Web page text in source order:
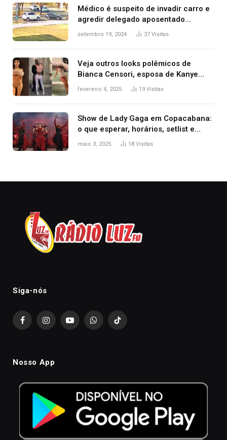
Médico é suspeito de invadir carro e
agredir delegado aposentado
durante confusão no trânsito
setembro 19, 2024 37 Visitas
Veja outros looks polêmicos de
Bianca Censori, esposa de Kanye
West que apareceu nua no Grammy
fevereiro 4, 2025 19 Visitas
Show de Lady Gaga em Copacabana:
o que esperar, horários, setlist e
onde assistir
maio 3, 2025 18 Visitas
Siga-nós
FacebookInstagramYouTubeWhatsAppTikTok
Nosso App